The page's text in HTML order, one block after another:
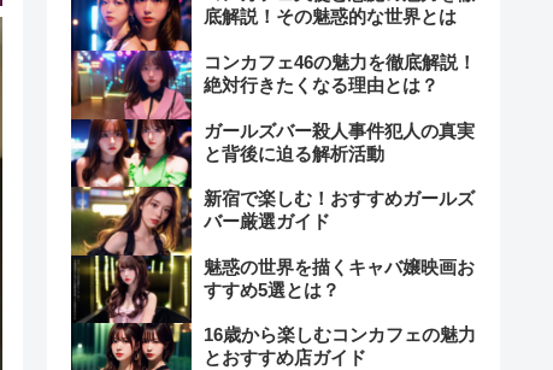
底解説！その魅惑的な世界とは
コンカフェ46の魅力を徹底解説！
絶対行きたくなる理由とは？
ガールズバー殺人事件犯人の真実
と背後に迫る解析活動
新宿で楽しむ！おすすめガールズ
バー厳選ガイド
魅惑の世界を描くキャバ嬢映画お
すすめ5選とは？
16歳から楽しむコンカフェの魅力
とおすすめ店ガイド